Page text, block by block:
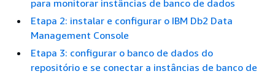
para monitorar instâncias de banco de dados
Etapa 2: instalar e configurar o IBM Db2 Data
Management Console
Etapa 3: configurar o banco de dados do
repositório e se conectar a instâncias de banco de